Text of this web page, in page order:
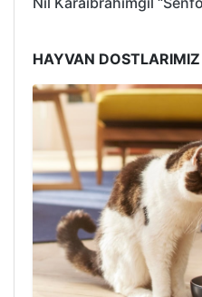
HAYVAN DOSTLARIMIZ